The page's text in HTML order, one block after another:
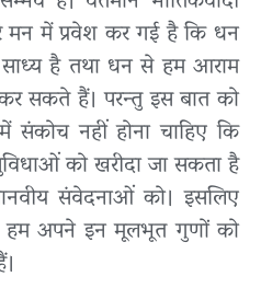
मन में प्रवेश कर गई है कि धन
है तथा धन से हम आराम
सकते हैं। परन्तु इस बात को
संकोच नहीं होना चाहिए कि
को खरीदा जा सकता है
संवेदनाओं को। इसलिए
हम अपने इन मूलभूत गुणों को